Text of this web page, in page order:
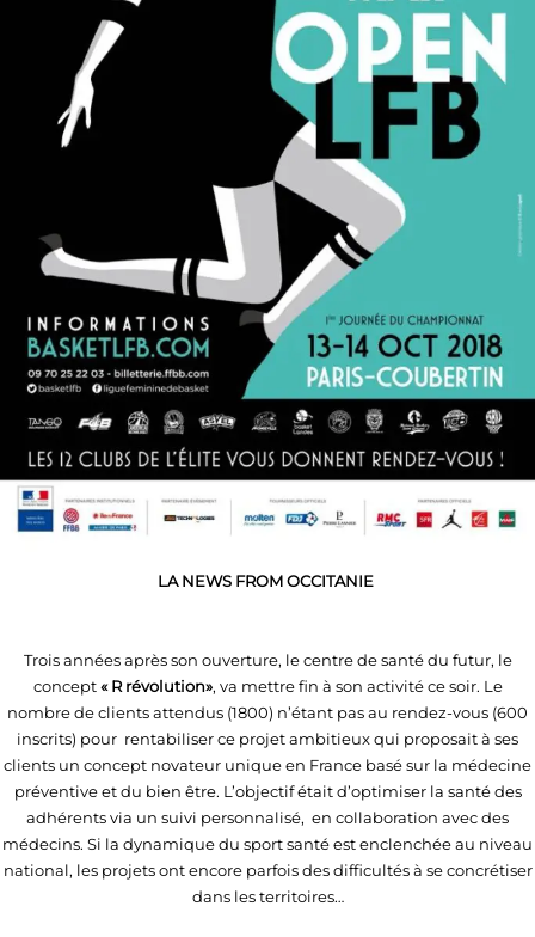
LA NEWS FROM OCCITANIE
Trois années après son ouverture, le centre de santé du futur, le
concept« R révolution», va mettre fin à son activité ce soir. Le
nombre de clients attendus (1800) n’étant pas au rendez-vous (600
inscrits) pour rentabiliser ce projet ambitieux qui proposait à ses
clients un concept novateur unique en France basé sur la médecine
préventive et du bien être. L’objectif était d’optimiser la santé des
adhérents via un suivi personnalisé, en collaboration avec des
médecins. Si la dynamique du sport santé est enclenchée au niveau
national, les projets ont encore parfois des difficultés à se concrétiser
dans les territoires…